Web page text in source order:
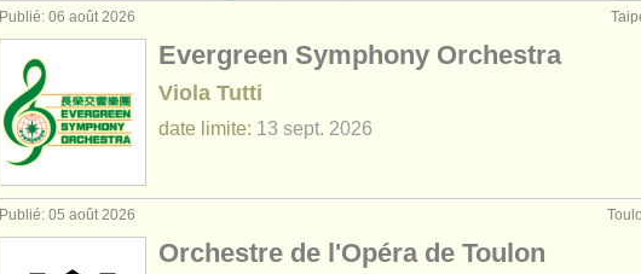
alto perdu
Publié: 06 août 2026
Evergreen Symphony Orchestra
Viola Tutti
date limite: 13 sept. 2026
Publié: 05 août 2026
Orchestre de l'Opéra de Toulon